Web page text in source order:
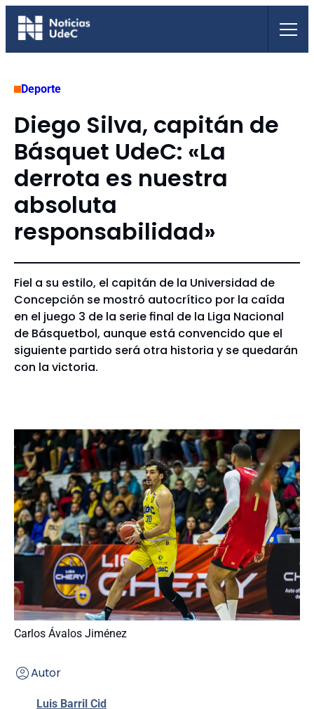
Saltar
Deporte
Diego Silva, capitán de
Básquet UdeC: «La
derrota es nuestra
absoluta
responsabilidad»
Fiel a su estilo, el capitán de la Universidad de
Concepción se mostró autocrítico por la caída
en el juego 3 de la serie final de la Liga Nacional
de Básquetbol, aunque está convencido que el
siguiente partido será otra historia y se quedarán
con la victoria.
Carlos Ávalos Jiménez
Autor
Luis Barril Cid